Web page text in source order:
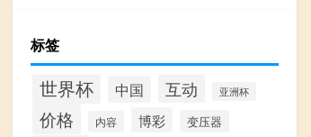
标签
世界杯 中国 互动 亚洲杯
价格 内容 博彩 变压器